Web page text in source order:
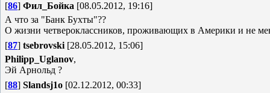
[86] Фил_Бойка [08.05.2012, 19:16]
А что за "Банк Бухты"??
О жизни четвероклассников, проживающих в Америки и не
[87] tsebrovski [28.05.2012, 15:06]
Philipp_Uglanov,
Эй Арнольд ?
[88] Slandsj1o [02.12.2012, 00:33]